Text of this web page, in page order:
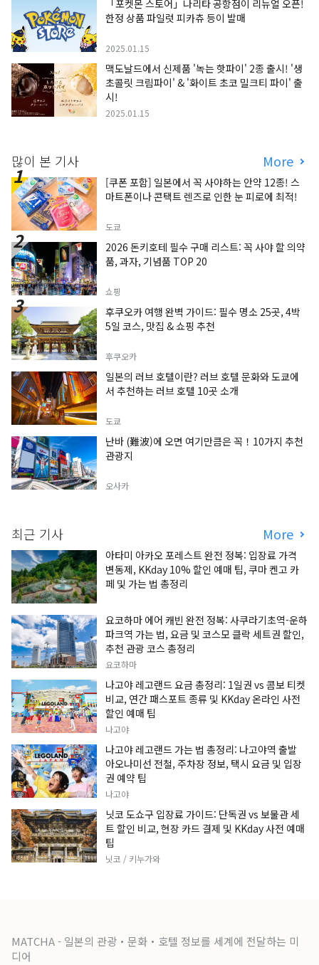
「포켓몬 스토어」나리타 공항점이 리뉴얼 오픈!
한정 상품 파일럿 피카츄 등이 발매
2025.01.15
맥도날드에서 신제품 '녹는 핫파이' 2종 출시! '생
초콜릿 크림파이' & '화이트 초코 밀크티 파이' 출
시!
2025.01.15
많이 본 기사 More
[쿠폰 포함] 일본에서 꼭 사야하는 안약 12종! 스
마트폰이나 콘택트 렌즈로 인한 눈 피로에 최적!
도쿄
2026 돈키호테 필수 구매 리스트: 꼭 사야 할 의약
품, 과자, 기념품 TOP 20
쇼핑
후쿠오카 여행 완벽 가이드: 필수 명소 25곳, 4박
5일 코스, 맛집 & 쇼핑 추천
후쿠오카
일본의 러브 호텔이란? 러브 호텔 문화와 도쿄에
서 추천하는 러브 호텔 10곳 소개
도쿄
난바 (難波)에 오면 여기만큼은 꼭！10가지 추천
관광지
오사카
최근 기사 More
아타미 아카오 포레스트 완전 정복: 입장료 가격
변동제, KKday 10% 할인 예매 팁, 쿠마 켄고 카
페 및 가는 법 총정리
요코하마 에어 캐빈 완전 정복: 사쿠라기초역-운하
파크역 가는 법, 요금 및 코스모 클락 세트권 할인,
추천 관광 코스 총정리
요코하마
나고야 레고랜드 요금 총정리: 1일권 vs 콤보 티켓
비교, 연간 패스포트 종류 및 KKday 온라인 사전
할인 예매 팁
나고야
나고야 레고랜드 가는 법 총정리: 나고야역 출발
아오나미선 전철, 주차장 정보, 택시 요금 및 입장
권 예약 팁
나고야
닛코 도쇼구 입장료 가이드: 단독권 vs 보물관 세
트 할인 비교, 현장 카드 결제 및 KKday 사전 예매
팁
닛코 / 키누가와
MATCHA - 일본의 관광・문화・호텔 정보를 세계에 전달하는 미
디어